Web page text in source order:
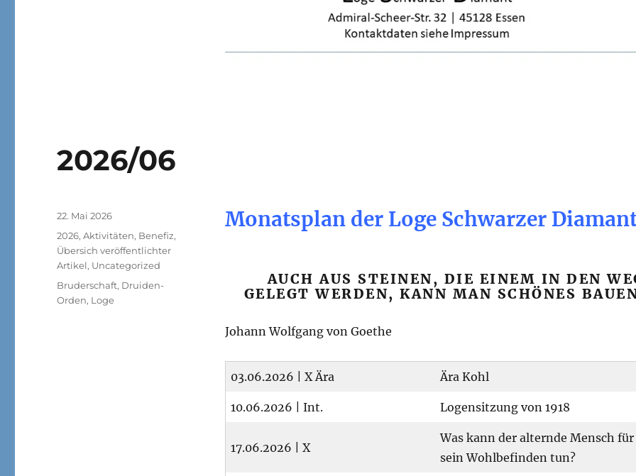
2026/06
Monatsplan der Loge Schwarzer
AUCH AUS STEINEN, DIE EINEM IN DEN
GELEGT WERDEN, KANN MAN SCHÖNES
Johann Wolfgang von Goethe
03.06.2026 | X Ära Ära Kohl
10.06.2026 | Int. Logensitzung von 1918
17.06.2026 | X
Was kann der alternde Mensch für
sein Wohlbefinden tun?
Veröffentlicht
22. Mai 2026
Kategorien
2026,Aktivitäten, Benefiz,
Übersich veröffentlichter
Artikel, Uncategorized
Schlagwörter
Bruderschaft, Druiden-
Orden, Loge